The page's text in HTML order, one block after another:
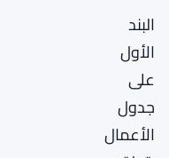
البند
الأول
على
جدول
الأعمال